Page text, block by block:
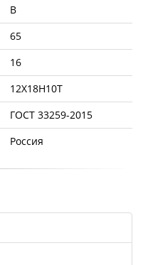
B
65
16
12Х18Н10Т
ГОСТ 33259-2015
Россия